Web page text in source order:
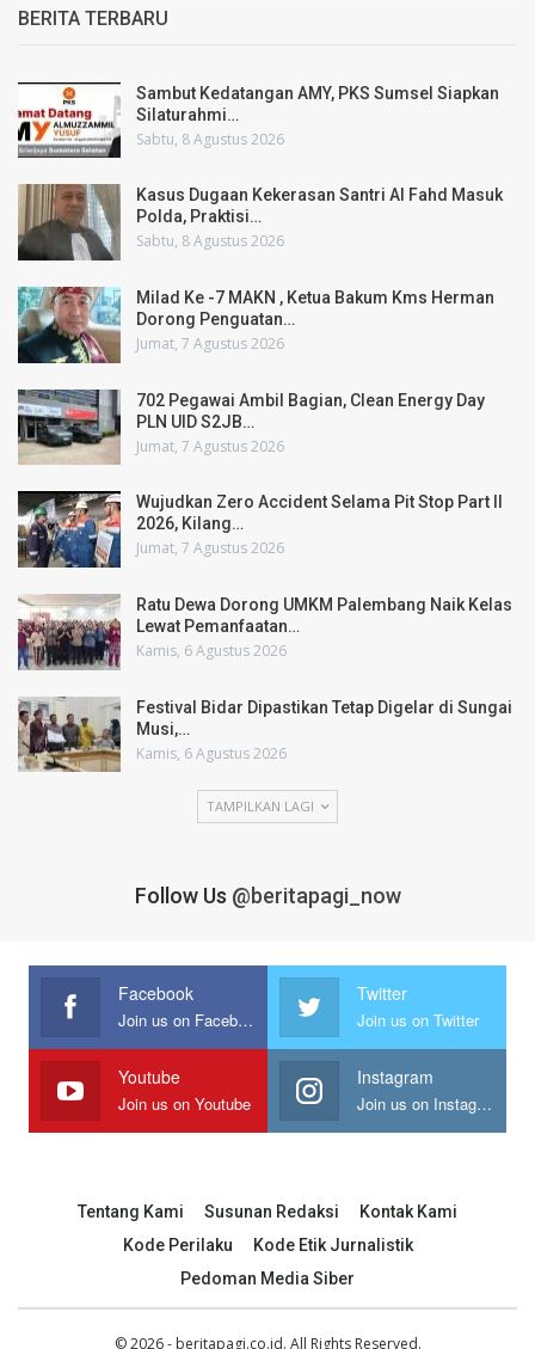
BERITA TERBARU
Sambut Kedatangan AMY, PKS Sumsel Siapkan
Silaturahmi…
Sabtu, 8 Agustus 2026
Kasus Dugaan Kekerasan Santri Al Fahd Masuk
Polda, Praktisi…
Sabtu, 8 Agustus 2026
Milad Ke -7 MAKN , Ketua Bakum Kms Herman
Dorong Penguatan…
Jumat, 7 Agustus 2026
702 Pegawai Ambil Bagian, Clean Energy Day
PLN UID S2JB…
Jumat, 7 Agustus 2026
Wujudkan Zero Accident Selama Pit Stop Part II
2026, Kilang…
Jumat, 7 Agustus 2026
Ratu Dewa Dorong UMKM Palembang Naik Kelas
Lewat Pemanfaatan…
Kamis, 6 Agustus 2026
Festival Bidar Dipastikan Tetap Digelar di Sungai
Musi,…
Kamis, 6 Agustus 2026
TAMPILKAN LAGI
Follow Us @beritapagi_now
Facebook
Join us on Facebook
Twitter
Join us on Twitter
Youtube
Join us on Youtube
Instagram
Join us on Instagram
Tentang Kami Susunan Redaksi
Kontak Kami
Kode Perilaku
Kode Etik Jurnalistik
Pedoman Media Siber
© 2026 - beritapagi.co.id. All Rights Reserved.